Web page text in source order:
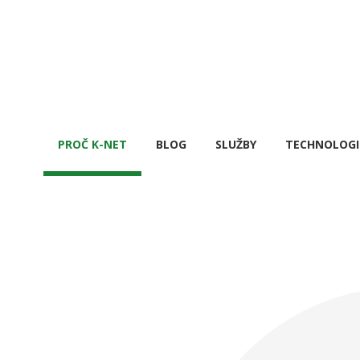
PROČ K-NET BLOG SLUŽBY